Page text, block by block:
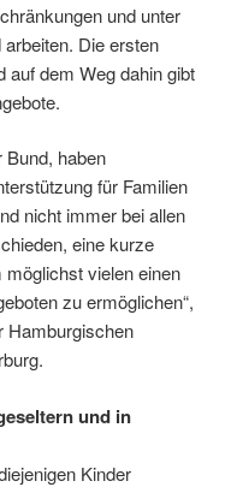
und unter
Die ersten
auf dem Weg dahin gibt
Bund, haben
für Familien
nicht immer bei allen
eine kurze
vielen einen
zu ermöglichen“,
Hamburgischen
und in
Kinder